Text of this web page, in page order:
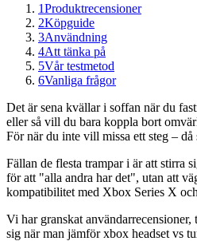
1Produktrecensioner
2Köpguide
3Användning
4Att tänka på
5Vår testmetod
6Vanliga frågor
Det är sena kvällar i soffan när du
eller så vill du bara koppla bort
För när du inte vill missa ett steg –
Fällan de flesta trampar i är att stirra
för att "alla andra har det", utan att
kompatibilitet med Xbox Series X
Vi har granskat
sig när man jämför xbox headset vs